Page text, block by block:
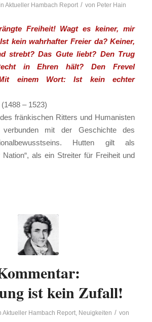
inAktueller Hambach Report / von Peter Hain
Freiheit! Wagt es keiner, mir
kein wahrhafter Freier da? Keiner,
strebt? Das Gute liebt? Den Trug
in Ehren hält? Den Frevel
Mit einem Wort: Ist kein echter
– 1523)
fränkischen Ritters und Humanisten
verbunden mit der Geschichte des
Hutten gilt als
Nation“, als ein Streiter für Freiheit und
ist kein Zufall!
Aktueller Hambach Report, Neuigkeiten / von